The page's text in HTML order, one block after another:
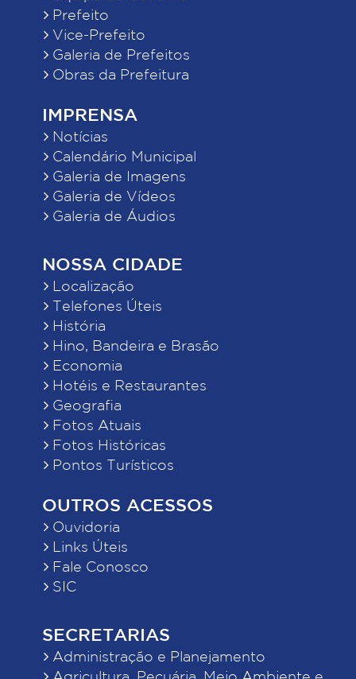
Prefeito
Vice-Prefeito
Galeria de Prefeitos
Obras da Prefeitura
IMPRENSA
Notícias
Calendário Municipal
Galeria de Imagens
Galeria de Vídeos
Galeria de Áudios
NOSSA CIDADE
Localização
Telefones Úteis
História
Hino, Bandeira e Brasão
Economia
Hotéis e Restaurantes
Geografia
Fotos Atuais
Fotos Históricas
Pontos Turísticos
OUTROS ACESSOS
Ouvidoria
Links Úteis
Fale Conosco
SIC
SECRETARIAS
Administração e Planejamento